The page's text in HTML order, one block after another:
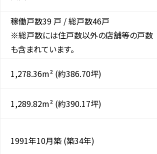
稼働戸数39 戸 / 総戸数46戸
※総戸数には住戸数以外の店舗等の戸数
も含まれています。
1,278.36m² (約386.70坪)
1,289.82m² (約390.17坪)
1991年10月築 (築34年)